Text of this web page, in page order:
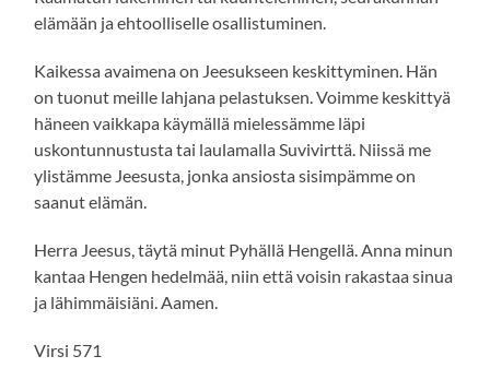
elämään ja ehtoolliselle osallistuminen.
Kaikessa avaimena on Jeesukseen keskittyminen. Hän
on tuonut meille lahjana pelastuksen. Voimme keskittyä
häneen vaikkapa käymällä mielessämme läpi
uskontunnustusta tai laulamalla Suvivirttä. Niissä me
ylistämme Jeesusta, jonka ansiosta sisimpämme on
saanut elämän.
Herra Jeesus, täytä minut Pyhällä Hengellä. Anna minun
kantaa Hengen hedelmää, niin että voisin rakastaa sinua
ja lähimmäisiäni. Aamen.
Virsi 571